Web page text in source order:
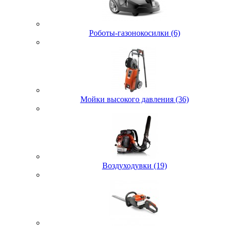
Роботы-газонокосилки (6)
Мойки высокого давления (36)
Воздуходувки (19)